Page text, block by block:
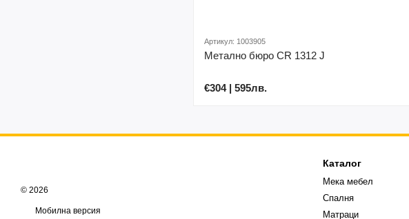
Артикул: 1003905
Метално бюро CR 1312 J
€304 | 595лв.
© 2026
Мобилна версия
Каталог
Мека мебел
Спалня
Матраци